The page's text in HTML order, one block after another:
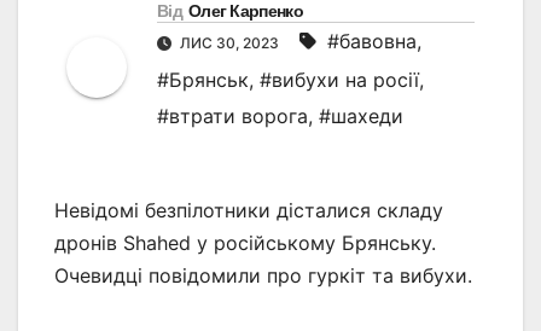
Від Олег Карпенко
ЛИС 30, 2023 #бавовна,
#Брянськ, #вибухи на росії,
#втрати ворога, #шахеди
Невідомі безпілотники дісталися складу
дронів Shahed у російському Брянську.
Очевидці повідомили про гуркіт та вибухи.